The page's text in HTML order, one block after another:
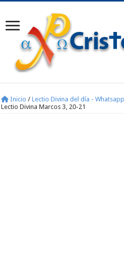
Inicio / Lectio Divina del día -
Lectio Divina Marcos 3, 20-21